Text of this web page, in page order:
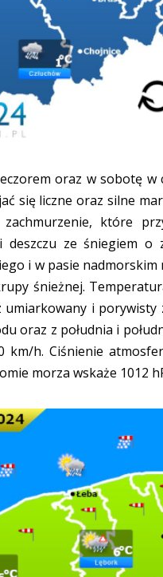
oraz w sobotę
się liczne oraz silne
które
deszczu ze śniegiem
i w pasie
śnieżnej.
umiarkowany i
oraz z południa i
km/h. Ciśnienie
morza wskaże 1012